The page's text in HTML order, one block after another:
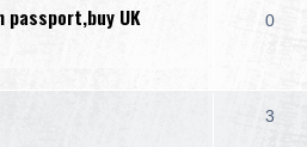
passport,buy UK
0
3